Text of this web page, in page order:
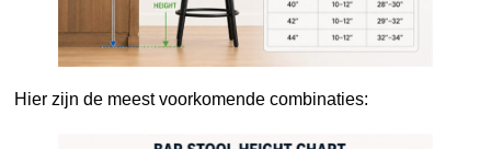
Hier zijn de meest voorkomende combinaties: